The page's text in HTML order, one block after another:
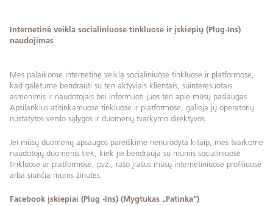
Internetinė veikla socialiniuose tinkluose ir įskiepių (Plug-Ins)
naudojimas
Mes palaikome internetinę veiklą socialiniuose tinkluose ir platformose,
kad galėtume bendrauti su ten aktyviais klientais, suinteresuotais
asmenimis ir naudotojais bei informuoti juos ten apie mūsų paslaugas.
Apsilankius atitinkamuose tinkluose ir platformose, galioja jų operatorių
nustatytos verslo sąlygos ir duomenų tvarkymo direktyvos.
Jei mūsų duomenų apsaugos pareiškime nenurodyta kitaip, mes tvarkome
naudotojų duomenis tiek, kiek jie bendrauja su mumis socialiniuose
tinkluose ar platformose, pvz., rašo įrašus mūsų internetiniuose profiliuose
arba siunčia mums žinutes.
Facebook įskiepiai (Plug -Ins) (Mygtukas „Patinka“)